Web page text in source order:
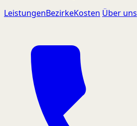
LeistungenBezirkeKosten Über uns